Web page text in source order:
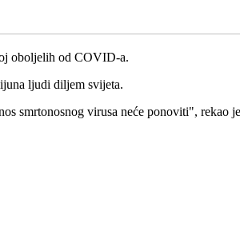
oboljelih od COVID-a.
ljudi diljem svijeta.
smrtonosnog virusa neće ponoviti", rekao